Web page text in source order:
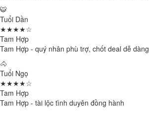
🐯
Tuổi Dần
★★★★☆
Tam Hợp
Tam Hợp - quý nhân phù trợ, chốt deal dễ dàng
🐴
Tuổi Ngọ
★★★★☆
Tam Hợp
Tam Hợp - tài lộc tình duyên đồng hành